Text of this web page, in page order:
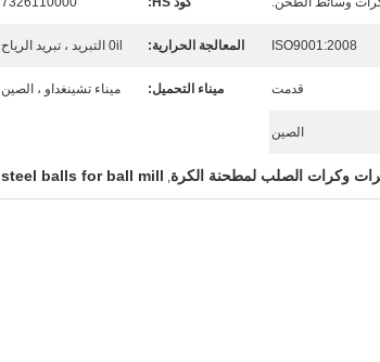
ISO9001:2008 المعالجة الحرارية: 0il التبريد ، تبريد الرياح
قدمت ميناء التحميل: ميناء تشينغداو ، الصين
الصين
وكرات الصلب لمطحنة الكرة,
steel balls for ball mill